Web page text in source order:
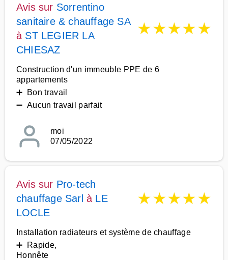
Avis sur Sorrentino
sanitaire & chauffage SA
à ST LEGIER LA
CHIESAZ
★★★★★
Construction d'un immeuble PPE de 6
appartements
➕ Bon travail
➖ Aucun travail parfait
moi
07/05/2022
Avis sur Pro-tech
chauffage Sarl à LE
LOCLE
★★★★★
Installation radiateurs et système de chauffage
➕ Rapide,
Honnête